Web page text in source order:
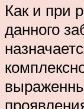
Как и при
данного